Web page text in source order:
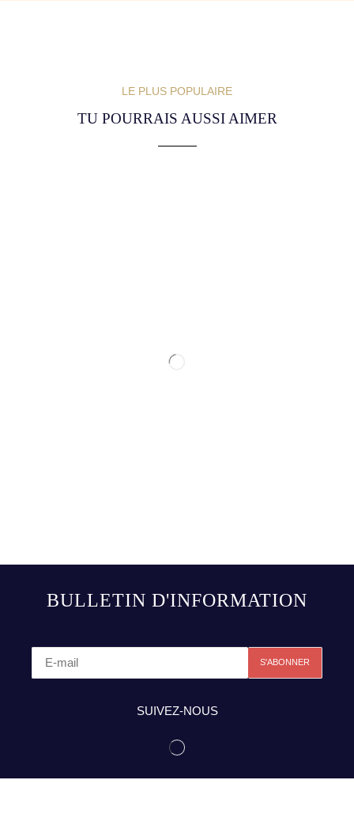
LE PLUS POPULAIRE
TU POURRAIS AUSSI AIMER
BULLETIN D'INFORMATION
SUIVEZ-NOUS